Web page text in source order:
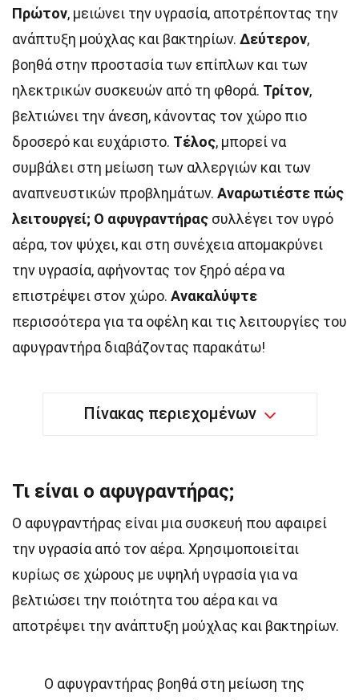
Πρώτον, μειώνει την υγρασία, αποτρέποντας την
ανάπτυξη μούχλας και βακτηρίων. Δεύτερον,
βοηθά στην προστασία των επίπλων και των
ηλεκτρικών συσκευών από τη φθορά. Τρίτον,
βελτιώνει την άνεση, κάνοντας τον χώρο πιο
δροσερό και ευχάριστο. Τέλος, μπορεί να
συμβάλει στη μείωση των αλλεργιών και των
αναπνευστικών προβλημάτων. Αναρωτιέστε πώς
λειτουργεί; Ο αφυγραντήρας συλλέγει τον υγρό
αέρα, τον ψύχει, και στη συνέχεια απομακρύνει
την υγρασία, αφήνοντας τον ξηρό αέρα να
επιστρέψει στον χώρο. Ανακαλύψτε
περισσότερα για τα οφέλη και τις λειτουργίες του
αφυγραντήρα διαβάζοντας παρακάτω!
Πίνακας περιεχομένων
Τι είναι ο αφυγραντήρας;
Ο αφυγραντήρας είναι μια συσκευή που αφαιρεί
την υγρασία από τον αέρα. Χρησιμοποιείται
κυρίως σε χώρους με υψηλή υγρασία για να
βελτιώσει την ποιότητα του αέρα και να
αποτρέψει την ανάπτυξη μούχλας και βακτηρίων.
Ο αφυγραντήρας βοηθά στη μείωση της